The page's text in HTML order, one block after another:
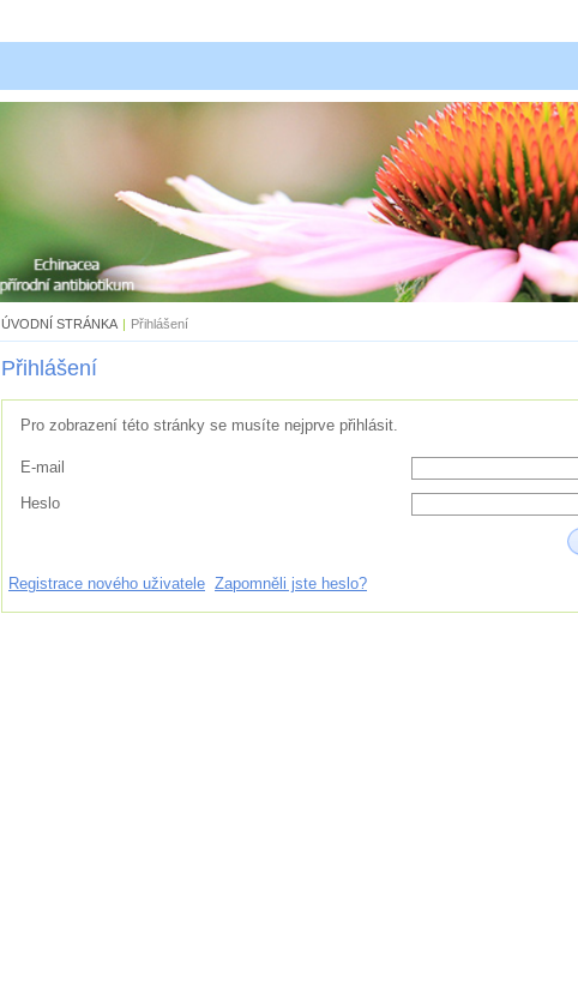
ÚVODNÍ STRÁNKA | Přihlášení
Přihlášení
Pro zobrazení této stránky se musíte nejprve přihlásit.
E-mail
Heslo
Registrace nového uživatele Zapomněli jste heslo?